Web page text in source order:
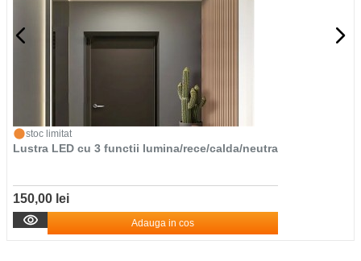
stoc limitat
Lustra LED cu 3 functii lumina/rece/calda/neutra
150,00 lei
Adauga in cos